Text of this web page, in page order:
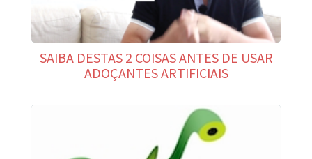
SAIBA DESTAS 2 COISAS ANTES DE USAR
ADOÇANTES ARTIFICIAIS